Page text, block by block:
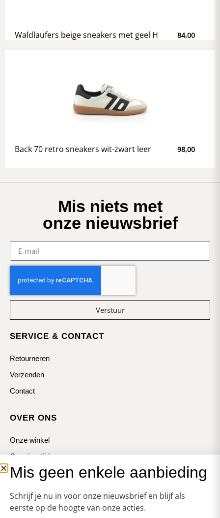
Waldlaufers beige sneakers met geel H 84,00
Back 70 retro sneakers wit-zwart leer 98,00
Mis niets met
onze nieuwsbrief
Verstuur
SERVICE & CONTACT
Retourneren
Verzenden
Contact
OVER ONS
Onze winkel
Openingstijden
Koopzondagen
Mis geen enkele aanbieding
Schrijf je nu in voor onze nieuwsbrief en blijf als
eerste op de hoogte van onze acties.